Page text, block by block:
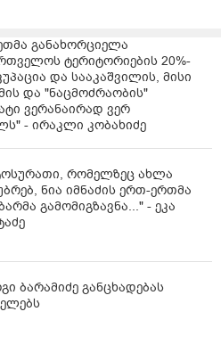
ღვედის
კამერამ გადაიღო.
უცნობია რატომ
ღვედის გახსნა და
ხანში მოხდა ტრაგედია.
განახორციელა
ტერიტორიების 20%-
და სააკაშვილის, მისი
და "ნაცმოძრაობის"
ვერანაირად ვერ
- ირაკლი კობახიძე
რომელზეც ახლა
ნია იმნაძის ერთ-ერთმა
გამომიგზავნა..." - ეკა
ბარამიძე განცხადებას